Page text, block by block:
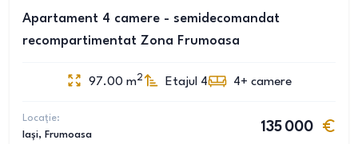
Apartament 4 camere - semidecomandat
recompartimentat Zona Frumoasa
97.00 m2 Etajul 4 4+ camere
Locație:
Iași, Frumoasa
135 000